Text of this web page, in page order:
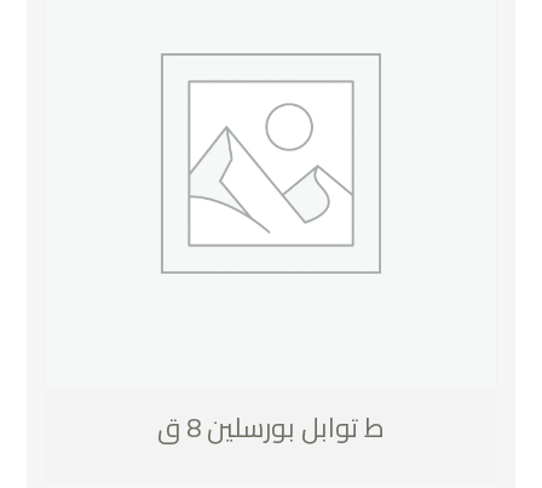
ط توابل بورسلين 8 ق